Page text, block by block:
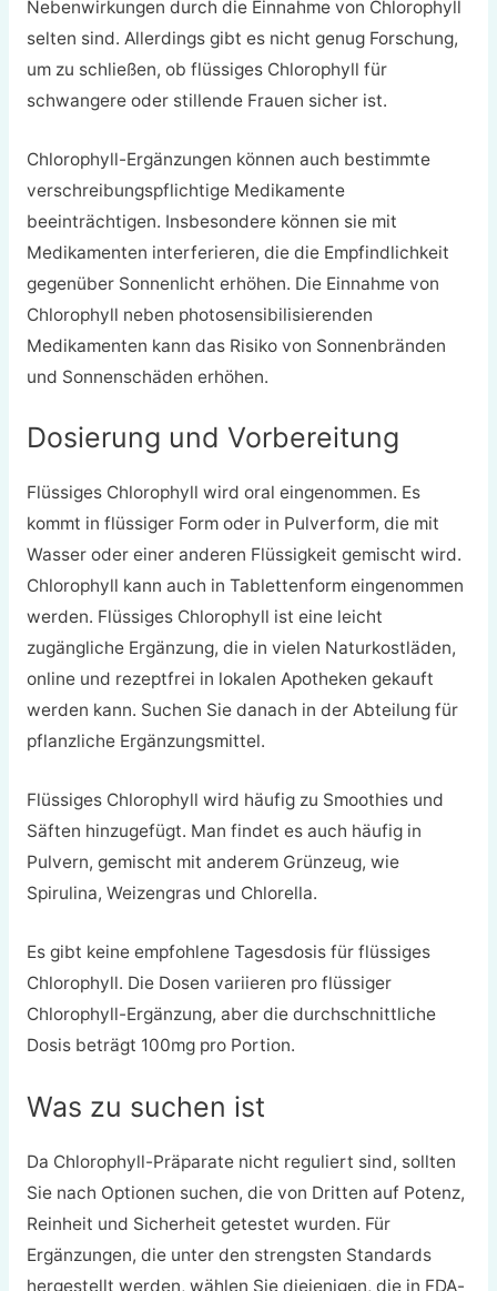
Nebenwirkungen durch die Einnahme von Chlorophyll
selten sind. Allerdings gibt es nicht genug Forschung,
um zu schließen, ob flüssiges Chlorophyll für
schwangere oder stillende Frauen sicher ist.
Chlorophyll-Ergänzungen können auch bestimmte
verschreibungspflichtige Medikamente
beeinträchtigen. Insbesondere können sie mit
Medikamenten interferieren, die die Empfindlichkeit
gegenüber Sonnenlicht erhöhen. Die Einnahme von
Chlorophyll neben photosensibilisierenden
Medikamenten kann das Risiko von Sonnenbränden
und Sonnenschäden erhöhen.
Dosierung und Vorbereitung
Flüssiges Chlorophyll wird oral eingenommen. Es
kommt in flüssiger Form oder in Pulverform, die mit
Wasser oder einer anderen Flüssigkeit gemischt wird.
Chlorophyll kann auch in Tablettenform eingenommen
werden. Flüssiges Chlorophyll ist eine leicht
zugängliche Ergänzung, die in vielen Naturkostläden,
online und rezeptfrei in lokalen Apotheken gekauft
werden kann. Suchen Sie danach in der Abteilung für
pflanzliche Ergänzungsmittel.
Flüssiges Chlorophyll wird häufig zu Smoothies und
Säften hinzugefügt. Man findet es auch häufig in
Pulvern, gemischt mit anderem Grünzeug, wie
Spirulina, Weizengras und Chlorella.
Es gibt keine empfohlene Tagesdosis für flüssiges
Chlorophyll. Die Dosen variieren pro flüssiger
Chlorophyll-Ergänzung, aber die durchschnittliche
Dosis beträgt 100mg pro Portion.
Was zu suchen ist
Da Chlorophyll-Präparate nicht reguliert sind, sollten
Sie nach Optionen suchen, die von Dritten auf Potenz,
Reinheit und Sicherheit getestet wurden. Für
Ergänzungen, die unter den strengsten Standards
hergestellt werden, wählen Sie diejenigen, die in FDA-